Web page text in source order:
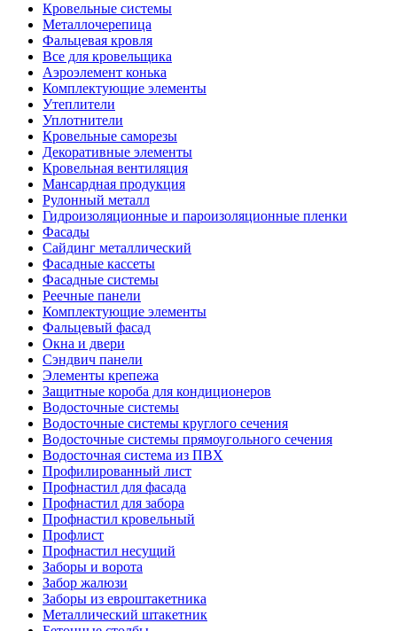
Кровельные системы
Металлочерепица
Фальцевая кровля
Все для кровельщика
Аэроэлемент конька
Комплектующие элементы
Утеплители
Уплотнители
Кровельные саморезы
Декоративные элементы
Кровельная вентиляция
Мансардная продукция
Рулонный металл
Гидроизоляционные и пароизоляционные пленки
Фасады
Сайдинг металлический
Фасадные кассеты
Фасадные системы
Реечные панели
Комплектующие элементы
Фальцевый фасад
Окна и двери
Сэндвич панели
Элементы крепежа
Защитные короба для кондиционеров
Водосточные системы
Водосточные системы круглого сечения
Водосточные системы прямоугольного сечения
Водосточная система из ПВХ
Профилированный лист
Профнастил для фасада
Профнастил для забора
Профнастил кровельный
Профлист
Профнастил несущий
Заборы и ворота
Забор жалюзи
Заборы из евроштакетника
Металлический штакетник